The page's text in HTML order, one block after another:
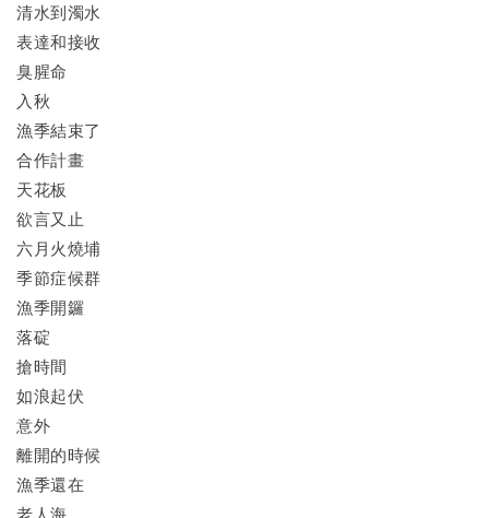
清水到濁水
表達和接收
臭腥命
入秋
漁季結束了
合作計畫
天花板
欲言又止
六月火燒埔
季節症候群
漁季開鑼
落碇
搶時間
如浪起伏
意外
離開的時候
漁季還在
老人海